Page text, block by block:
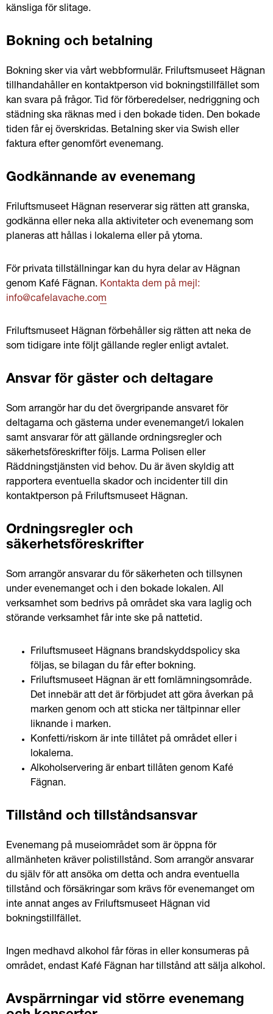
känsliga för slitage.
Bokning och betalning
Bokning sker via vårt webbformulär. Friluftsmuseet Hägnan
tillhandahåller en kontaktperson vid bokningstillfället som
kan svara på frågor. Tid för förberedelser, nedriggning och
städning ska räknas med i den bokade tiden. Den bokade
tiden får ej överskridas. Betalning sker via Swish eller
faktura efter genomfört evenemang.
Godkännande av evenemang
Friluftsmuseet Hägnan reserverar sig rätten att granska,
godkänna eller neka alla aktiviteter och evenemang som
planeras att hållas i lokalerna eller på ytorna.
För privata tillställningar kan du hyra delar av Hägnan
genom Kafé Fägnan. Kontakta dem på mejl:
info@cafelavache.com
Friluftsmuseet Hägnan förbehåller sig rätten att neka de
som tidigare inte följt gällande regler enligt avtalet.
Ansvar för gäster och deltagare
Som arrangör har du det övergripande ansvaret för
deltagarna och gästerna under evenemanget/i lokalen
samt ansvarar för att gällande ordningsregler och
säkerhetsföreskrifter följs. Larma Polisen eller
Räddningstjänsten vid behov. Du är även skyldig att
rapportera eventuella skador och incidenter till din
kontaktperson på Friluftsmuseet Hägnan.
Ordningsregler och
säkerhetsföreskrifter
Som arrangör ansvarar du för säkerheten och tillsynen
under evenemanget och i den bokade lokalen. All
verksamhet som bedrivs på området ska vara laglig och
störande verksamhet får inte ske på nattetid.
Friluftsmuseet Hägnans brandskyddspolicy ska
följas, se bilagan du får efter bokning.
Friluftsmuseet Hägnan är ett fornlämningsområde.
Det innebär att det är förbjudet att göra åverkan på
marken genom och att sticka ner tältpinnar eller
liknande i marken.
Konfetti/riskorn är inte tillåtet på området eller i
lokalerna.
Alkoholservering är enbart tillåten genom Kafé
Fägnan.
Tillstånd och tillståndsansvar
Evenemang på museiområdet som är öppna för
allmänheten kräver polistillstånd. Som arrangör ansvarar
du själv för att ansöka om detta och andra eventuella
tillstånd och försäkringar som krävs för evenemanget om
inte annat anges av Friluftsmuseet Hägnan vid
bokningstillfället.
Ingen medhavd alkohol får föras in eller konsumeras på
området, endast Kafé Fägnan har tillstånd att sälja alkohol.
Avspärrningar vid större evenemang